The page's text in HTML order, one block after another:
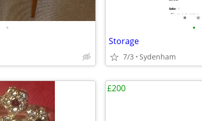
• •
Storage
7/3 Sydenham
£200